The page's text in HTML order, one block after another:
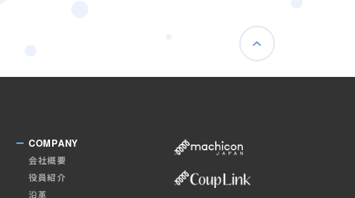
COMPANY
会社概要
役員紹介
沿革